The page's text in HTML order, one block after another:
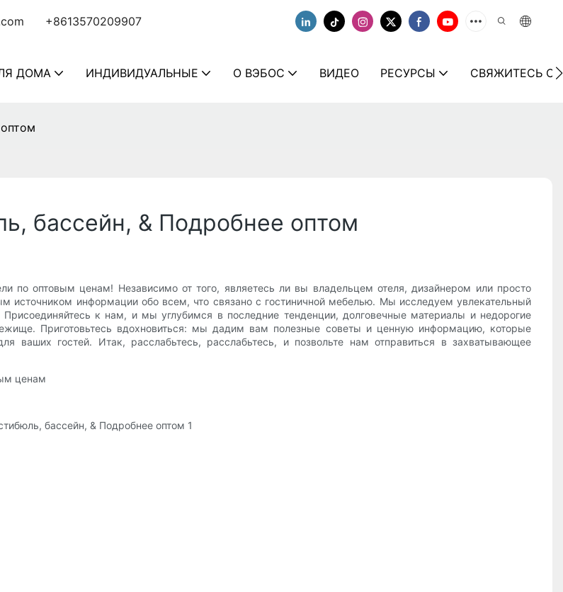
+8613570209907
ДОМА ИНДИВИДУАЛЬНЫЕ О ВЭБОС ВИДЕО РЕСУРСЫ СВЯЖИТЕСЬ С
бассейн, & Подробнее оптом
по оптовым ценам! Независимо от того, являетесь ли вы владельцем отеля, дизайнером или просто
источником информации обо всем, что связано с гостиничной мебелью. Мы исследуем увлекательный
к нам, и мы углубимся в последние тенденции, долговечные материалы и недорогие
Приготовьтесь вдохновиться: мы дадим вам полезные советы и ценную информацию, которые
ваших гостей. Итак, расслабьтесь, расслабьтесь, и позвольте нам отправиться в захватывающее
ценам